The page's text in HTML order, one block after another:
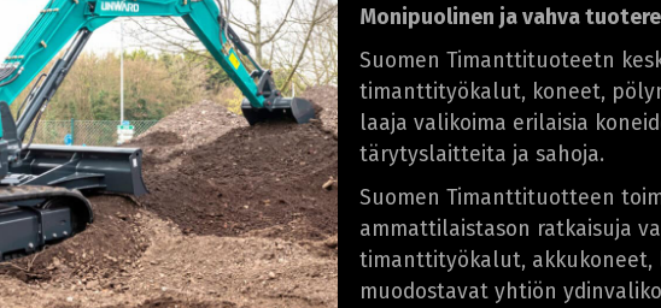
Monipuolinen ja vahva
Suomen Timanttituoteetn
timanttityökalut, koneet,
laaja valikoima erilaisia
tärytyslaitteita ja sahoja.
Suomen Timanttituotteen
ammattilaistason ratkaisuja
timanttityökalut,
muodostavat yhtiön